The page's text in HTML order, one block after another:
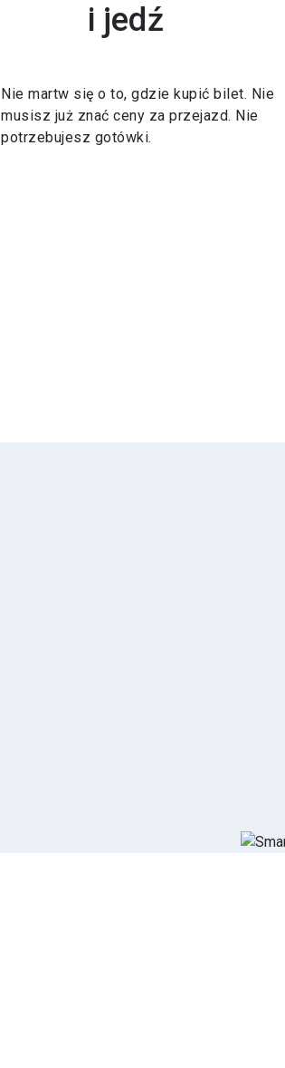
i jedź
Nie martw się o to, gdzie kupić bilet. Nie
musisz już znać ceny za przejazd. Nie
potrzebujesz gotówki.